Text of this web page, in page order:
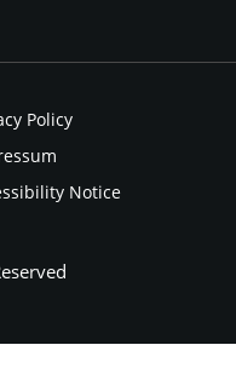
Policy
Notice